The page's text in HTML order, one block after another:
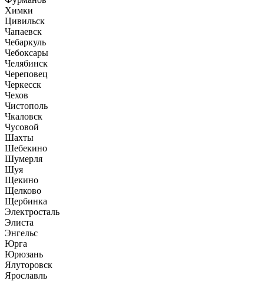
Химки
Цивильск
Чапаевск
Чебаркуль
Чебоксары
Челябинск
Череповец
Черкесск
Чехов
Чистополь
Чкаловск
Чусовой
Шахты
Шебекино
Шумерля
Шуя
Щекино
Щелково
Щербинка
Электросталь
Элиста
Энгельс
Юрга
Юрюзань
Ялуторовск
Ярославль